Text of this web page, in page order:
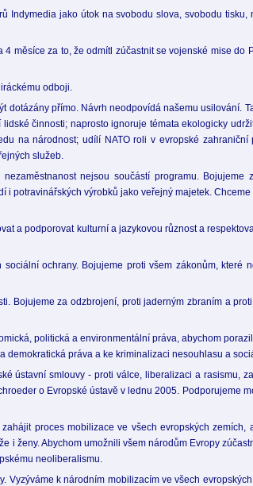
jako útok na svobodu slova, svobodu tisku,
měsíce za to, že odmítl zúčastnit se vojenské mise do
odboji.
přímo. Návrh neodpovídá našemu usilování.
činnosti; naprosto ignoruje témata ekologicky
na národnost; udílí NATO roli v evropské
služeb.
nejsou součástí programu. Bojujeme
potravinářských výrobků jako veřejný majetek.
a podporovat kulturní a jazykovou různost a
ochrany. Bojujeme proti všem zákonům, které
Bojujeme za odzbrojení, proti jaderným zbraním a
politická a environmentální práva, abychom
demokratická práva a ke kriminalizaci nesouhlasu a
ústavní smlouvy - proti válce, liberalizaci a rasismu,
o Evropské ústavě v lednu 2005. Podporujeme
proces mobilizace ve všech evropských zemích,
ženy. Abychom umožnili všem národům Evropy
neoliberalismu.
k národním mobilizacím ve všech